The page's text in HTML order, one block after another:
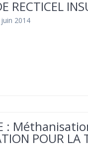
RECTICEL
2014
:
POUR LA